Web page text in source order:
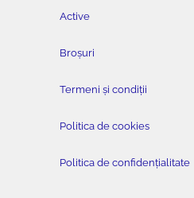
Active
Broșuri
Termeni și condiții
Politica de cookies
Politica de confidențialitate